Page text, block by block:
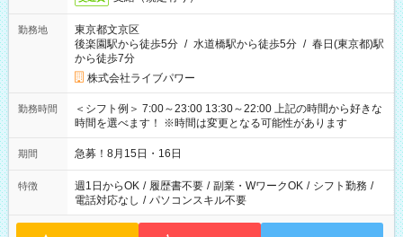
勤務地
東京都文京区
後楽園駅から徒歩5分 / 水道橋駅から徒歩5分 / 春日(東京都)駅
から徒歩7分
株式会社ライブパワー
勤務時間
＜シフト例＞ 7:00～23:00 13:30～22:00 上記の時間から好きな
時間を選べます！ ※時間は変更となる可能性があります
期間 急募！8月15日・16日
特徴 週1日からOK / 履歴書不要 / 副業・WワークOK / シフト勤務 /
電話対応なし / パソコンスキル不要